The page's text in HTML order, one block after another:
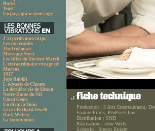
Rocks
Tenet
Un pays qui se tient sage
J'ai perdu mon corps
Les misérables
The Irishman
Marriage Story
Les filles du Docteur March
L'extraordinaire voyage de
Marona
1917
Jojo Rabbit
L'odyssée de Choum
La dernière vie de Simon
Notre-Dame du Nil
Uncut Gems
Un divan à Tunis
Le cas Richard Jewell
Dark Waters
La communion
Production : 3 Arts Entertainment,
Feature Films, PeaPie Films
Distribution : SND
Réalisation : John Wells
Scénario : Steven Knight